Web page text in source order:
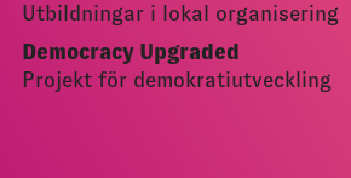
Utbildningar i lokal organisering
Democracy Upgraded
Projekt för demokratiutveckling